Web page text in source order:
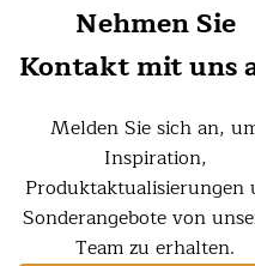
Nehmen Sie
Kontakt mit uns
Melden Sie sich an,
Inspiration,
Produktaktualisierungen
Sonderangebote von
Team zu erhalten.